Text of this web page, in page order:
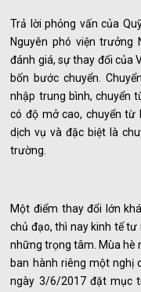
Trả lời phỏng vấn của
Nguyên phó viện trưởng
đánh giá, sự thay đổi của
bốn bước chuyển.
nhập trung bình, chuyển
có độ mở cao, chuyển từ
dịch vụ và đặc biệt là
trường.
Một điểm thay đổi lớn
chủ đạo, thì nay kinh tế
những trọng tâm. Mùa hè
ban hành riêng một nghị
ngày 3/6/2017 đặt mục